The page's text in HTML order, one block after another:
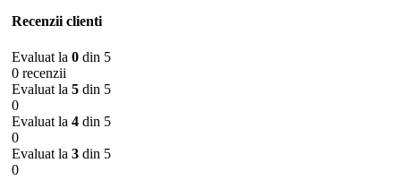
Recenzii clienti
Evaluat la 0 din 5
0 recenzii
Evaluat la 5 din 5
0
Evaluat la 4 din 5
0
Evaluat la 3 din 5
0